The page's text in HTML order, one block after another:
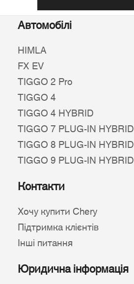
Автомобілі
HIMLA
FX EV
TIGGO 2 Pro
TIGGO 4
TIGGO 4 HYBRID
TIGGO 7 PLUG-IN HYBRID
TIGGO 8 PLUG-IN HYBRID
TIGGO 9 PLUG-IN HYBRID
Контакти
Хочу купити Chery
Підтримка клієнтів
Інші питання
Юридична інформація